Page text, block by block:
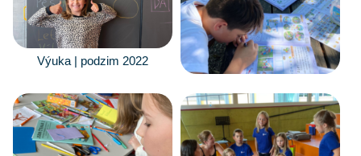
Výuka | podzim 2022